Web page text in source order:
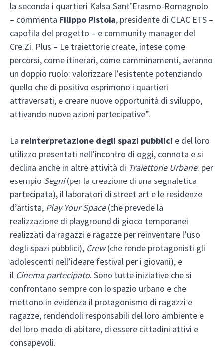
la seconda i quartieri Kalsa-Sant’Erasmo-Romagnolo
– commenta Filippo Pistoia, presidente di CLAC ETS –
capofila del progetto – e community manager del
Cre.Zi. Plus – Le traiettorie create, intese come
percorsi, come itinerari, come camminamenti, avranno
un doppio ruolo: valorizzare l’esistente potenziando
quello che di positivo esprimono i quartieri
attraversati, e creare nuove opportunità di sviluppo,
attivando nuove azioni partecipative”.
La reinterpretazione degli spazi pubblici e del loro
utilizzo presentati nell’incontro di oggi, connota e si
declina anche in altre attività di Traiettorie Urbane: per
esempio Segni(per la creazione di una segnaletica
partecipata), il laboratori di street art e le residenze
d’artista, Play Your Space(che prevede la
realizzazione di playground di gioco temporanei
realizzati da ragazzi e ragazze per reinventare l’uso
degli spazi pubblici), Crew(che rende protagonisti gli
adolescenti nell’ideare festival per i giovani), e
il Cinema partecipato. Sono tutte iniziative che si
confrontano sempre con lo spazio urbano e che
mettono in evidenza il protagonismo di ragazzi e
ragazze, rendendoli responsabili del loro ambiente e
del loro modo di abitare, di essere cittadini attivi e
consapevoli.